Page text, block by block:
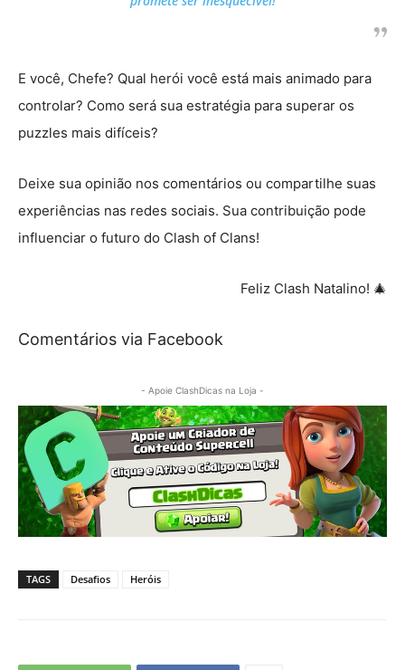
E você, Chefe? Qual herói você está mais animado para
controlar? Como será sua estratégia para superar os
puzzles mais difíceis?
Deixe sua opinião nos comentários ou compartilhe suas
experiências nas redes sociais. Sua contribuição pode
influenciar o futuro do Clash of Clans!
Feliz Clash Natalino! 🎄
Comentários via Facebook
- Apoie ClashDicas na Loja -
TAGS Desafios Heróis